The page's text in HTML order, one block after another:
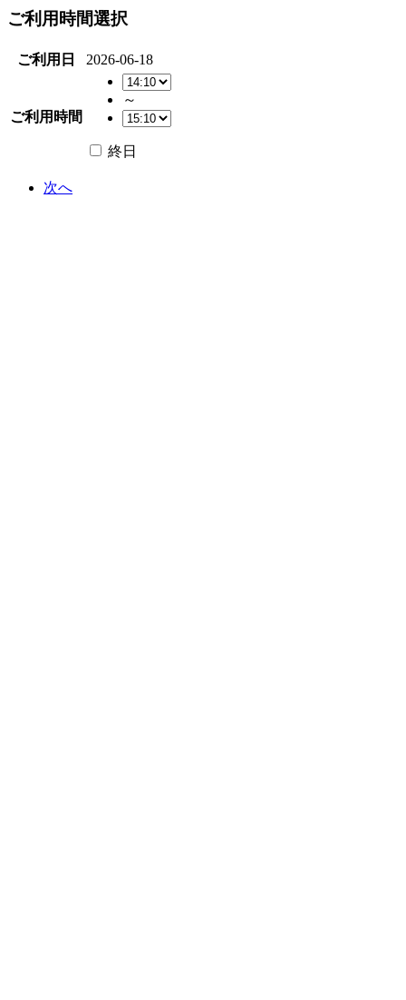
ご利用時間選択
ご利用日 2026-06-18
ご利用時間
～
終日
次へ